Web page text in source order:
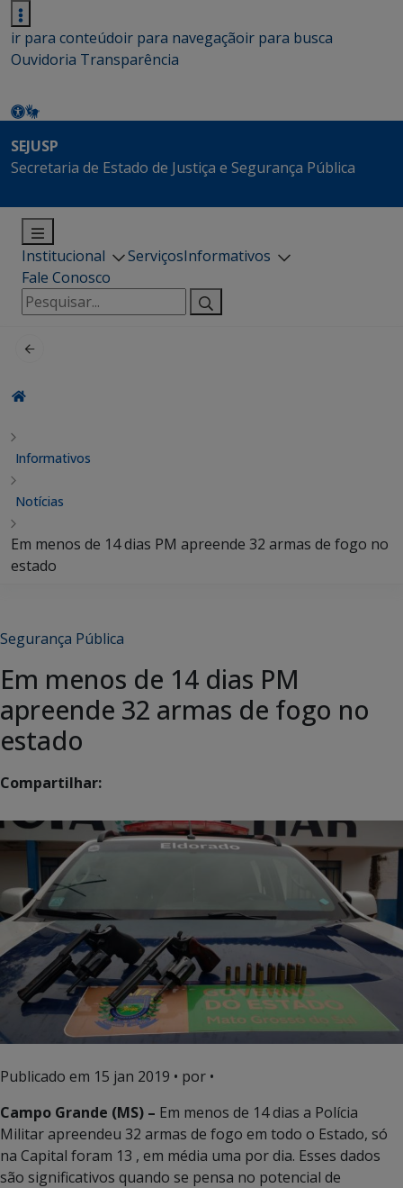
ir para conteúdoir para navegaçãoir para busca
Ouvidoria Transparência
SEJUSP
Secretaria de Estado de Justiça e Segurança Pública
Institucional ServiçosInformativos
Fale Conosco
Pesquisar
por:
Informativos
Notícias
Em menos de 14 dias PM apreende 32 armas de fogo no
estado
Segurança Pública
Em menos de 14 dias PM
apreende 32 armas de fogo no
estado
Compartilhar:
Publicado em 15 jan 2019 • por •
Campo Grande (MS) – Em menos de 14 dias a Polícia
Militar apreendeu 32 armas de fogo em todo o Estado, só
na Capital foram 13 , em média uma por dia. Esses dados
são significativos quando se pensa no potencial de